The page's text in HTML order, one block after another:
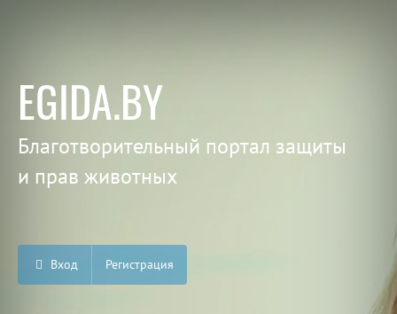
EGIDA.BY
Благотворительный портал защиты
и прав животных
Вход Регистрация